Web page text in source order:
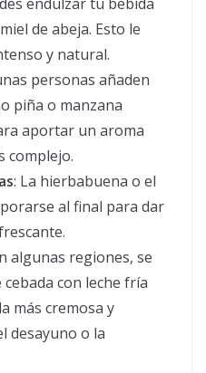
de abeja. Esto le
y natural.
personas añaden
piña o manzana
aportar un aroma
complejo.
: La hierbabuena o el
al final para dar
algunas regiones, se
con leche fría
más cremosa y
desayuno o la